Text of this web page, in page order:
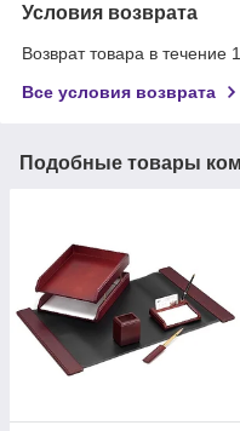
Условия возврата
Возврат товара в течение
Все условия возврата
Подобные товары